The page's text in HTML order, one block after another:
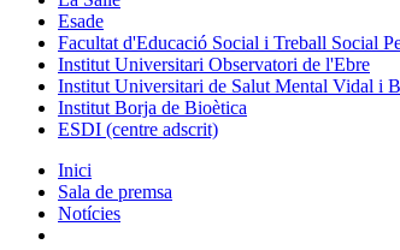
Esade
Facultat d'Educació Social i Treball Social
Institut Universitari Observatori de l'Ebre
Institut Universitari de Salut Mental Vidal i
Institut Borja de Bioètica
ESDI (centre adscrit)
Inici
Sala de premsa
Notícies